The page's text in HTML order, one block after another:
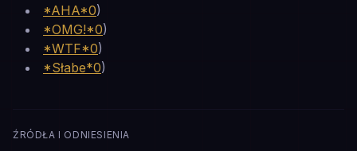
*AHA*0)
*OMG!*0)
*WTF*0)
*Słabe*0)
ŹRÓDŁA I ODNIESIENIA